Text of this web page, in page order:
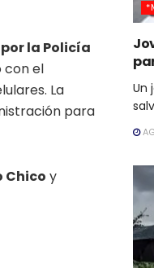
la Policía
con el
La
para
Chico y
Un